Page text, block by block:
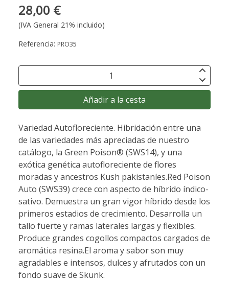
28,00 €
(IVA General 21% incluido)
Referencia: PRO35
Añadir a la cesta
Variedad Autofloreciente. Hibridación entre una
de las variedades más apreciadas de nuestro
catálogo, la Green Poison® (SWS14), y una
exótica genética autofloreciente de flores
moradas y ancestros Kush pakistaníes.Red Poison
Auto (SWS39) crece con aspecto de híbrido índico-
sativo. Demuestra un gran vigor híbrido desde los
primeros estadios de crecimiento. Desarrolla un
tallo fuerte y ramas laterales largas y flexibles.
Produce grandes cogollos compactos cargados de
aromática resina.El aroma y sabor son muy
agradables e intensos, dulces y afrutados con un
fondo suave de Skunk.